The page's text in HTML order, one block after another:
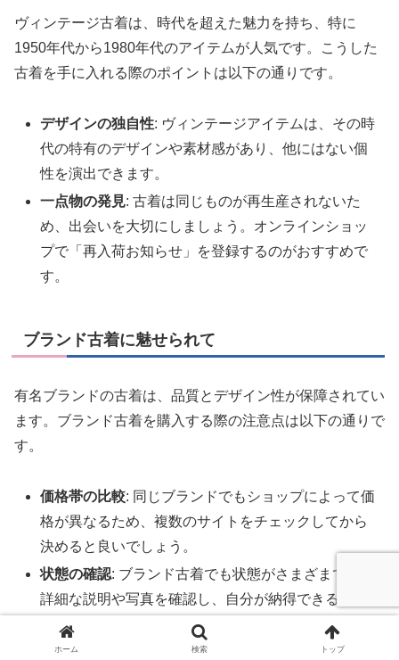
ヴィンテージ古着は、時代を超えた魅力を持ち、特に
1950年代から1980年代のアイテムが人気です。こうした
古着を手に入れる際のポイントは以下の通りです。
デザインの独自性: ヴィンテージアイテムは、その時
代の特有のデザインや素材感があり、他にはない個
性を演出できます。
一点物の発見: 古着は同じものが再生産されないた
め、出会いを大切にしましょう。オンラインショッ
プで「再入荷お知らせ」を登録するのがおすすめで
す。
ブランド古着に魅せられて
有名ブランドの古着は、品質とデザイン性が保障されてい
ます。ブランド古着を購入する際の注意点は以下の通りで
す。
価格帯の比較: 同じブランドでもショップによって価
格が異なるため、複数のサイトをチェックしてから
決めると良いでしょう。
状態の確認: ブランド古着でも状態がさまざまです。
詳細な説明や写真を確認し、自分が納得できる状態
のものを選びましょう。
ホーム 検索 トップ